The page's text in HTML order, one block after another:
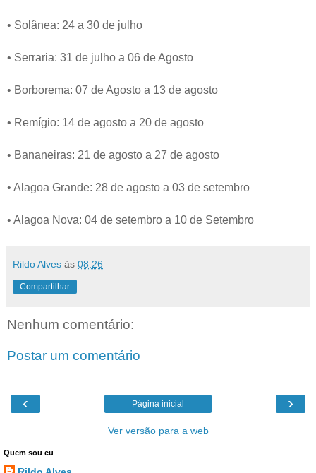
• Solânea: 24 a 30 de julho
• Serraria: 31 de julho a 06 de Agosto
• Borborema: 07 de Agosto a 13 de agosto
• Remígio: 14 de agosto a 20 de agosto
• Bananeiras: 21 de agosto a 27 de agosto
• Alagoa Grande: 28 de agosto a 03 de setembro
• Alagoa Nova: 04 de setembro a 10 de Setembro
Rildo Alves às 08:26
Compartilhar
Nenhum comentário:
Postar um comentário
‹ ›
Página inicial
Ver versão para a web
Quem sou eu